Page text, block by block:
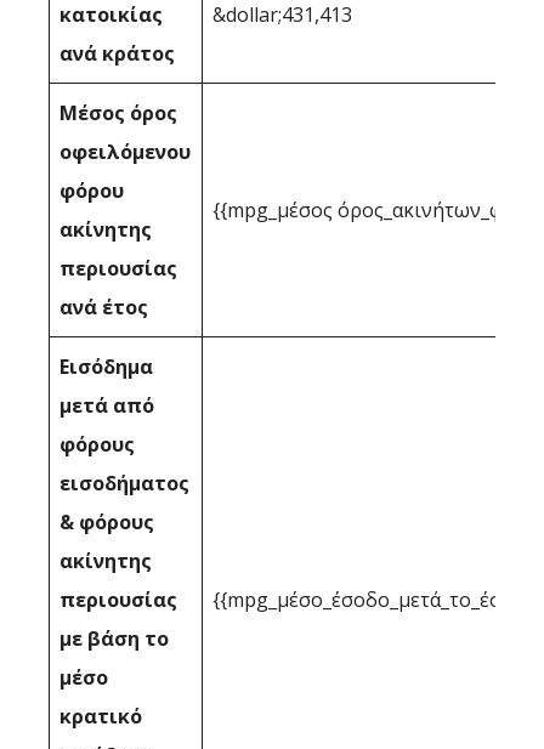
κατοικίας
ανά κράτος
&dollar;431,413
Μέσος όρος
οφειλόμενου
φόρου
ακίνητης
περιουσίας
ανά έτος
{{mpg_μέσος
Εισόδημα
μετά από
φόρους
εισοδήματος
& φόρους
ακίνητης
περιουσίας
με βάση το
μέσο
κρατικό